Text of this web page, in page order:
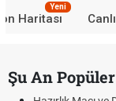
Haritası
Yeni
Şu An